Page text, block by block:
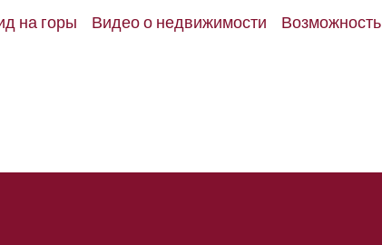
на горы Видео о недвижимости Возможность